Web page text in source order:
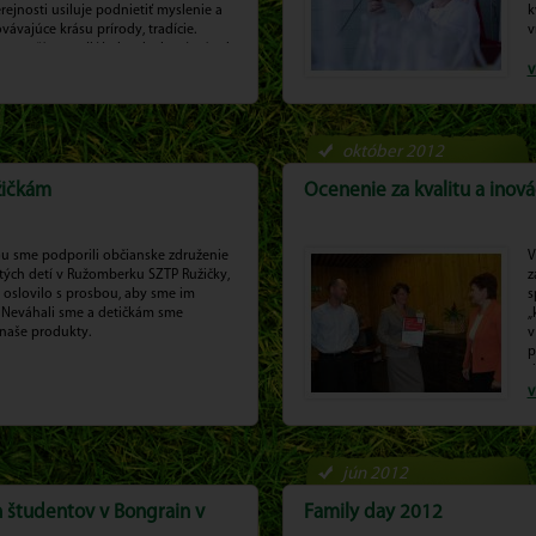
usiluje podnietiť myslenie a
krásu prírody, tradície.
snaží prepojiť jednoduchosť prírody
využiť ich v prospech vytvárania
sme podporili občianske združenie
detí v Ružomberku SZTP Ružičky,
oslovilo s prosbou, aby sme im
sme a detičkám sme
produkty.
Ocenenie za kvalitu a
október 2012
študentov v Bongrain v
Family day 2012
jún 2012